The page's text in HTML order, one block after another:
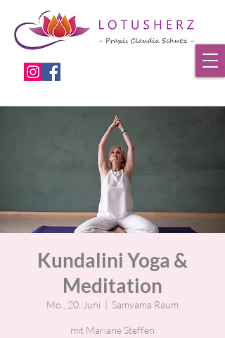
Kundalini Yoga &
Meditation
Mo., 20. Juni
  |
Samyama Raum
mit Mariane Steffen